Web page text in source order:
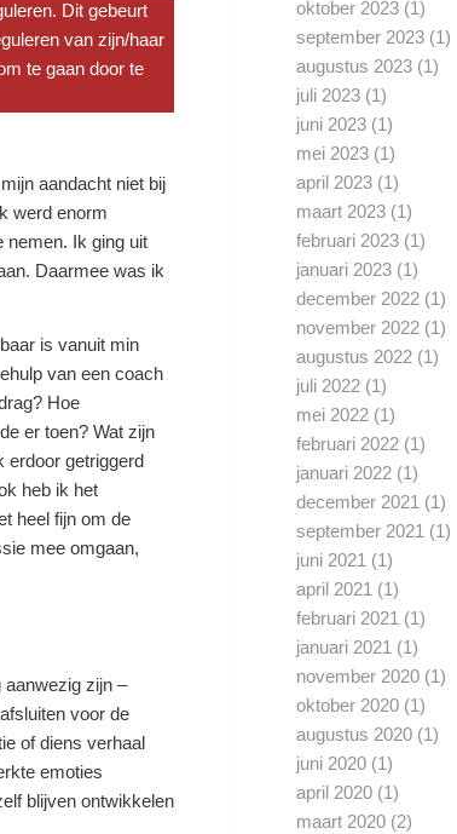
Dit gebeurt
van zijn/haar
te gaan door te
aandacht niet bij
werd enorm
nemen. Ik ging uit
Daarmee was ik
is vanuit min
van een coach
Hoe
er toen? Wat zijn
erdoor getriggerd
heb ik het
heel fijn om de
mee omgaan,
zijn –
voor de
of diens verhaal
emoties
blijven ontwikkelen
oktober 2023 (1)
september 2023 (1)
augustus 2023 (1)
juli 2023 (1)
juni 2023 (1)
mei 2023 (1)
april 2023 (1)
maart 2023 (1)
februari 2023 (1)
januari 2023 (1)
december 2022 (1)
november 2022 (1)
augustus 2022 (1)
juli 2022 (1)
mei 2022 (1)
februari 2022 (1)
januari 2022 (1)
december 2021 (1)
september 2021 (1)
juni 2021 (1)
april 2021 (1)
februari 2021 (1)
januari 2021 (1)
november 2020 (1)
oktober 2020 (1)
augustus 2020 (1)
juni 2020 (1)
april 2020 (1)
maart 2020 (2)